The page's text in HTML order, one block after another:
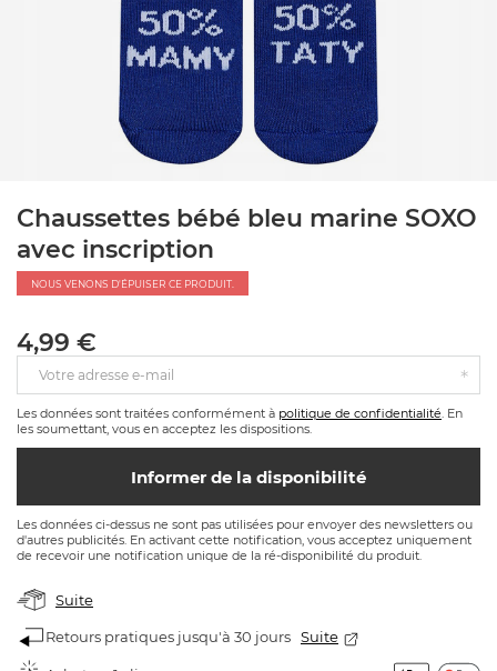
Chaussettes bébé bleu marine SOXO
avec inscription
NOUS VENONS D'ÉPUISER CE PRODUIT.
4,99 €
Votre adresse e-mail
Les données sont traitées conformément à politique de confidentialité. En
les soumettant, vous en acceptez les dispositions.
Informer de la disponibilité
Les données ci-dessus ne sont pas utilisées pour envoyer des newsletters ou
d'autres publicités. En activant cette notification, vous acceptez uniquement
de recevoir une notification unique de la ré-disponibilité du produit.
Suite
Retours pratiques jusqu'à 30 jours Suite